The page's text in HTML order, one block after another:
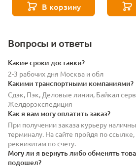
В корзину
Вопросы и ответы
Какие сроки доставки?
2-3 рабочих дня Москва и обл
Какими транспортными компаниями?
Сдэк, Пэк, Деловые линии, Байкал
Желдорэкспедиция
Как я вам могу оплатить заказ?
При получении заказа курьеру
терминалу. На сайте пройдя по
реквизитам по счету.
Могу ли я вернуть либо обменять
подошел?